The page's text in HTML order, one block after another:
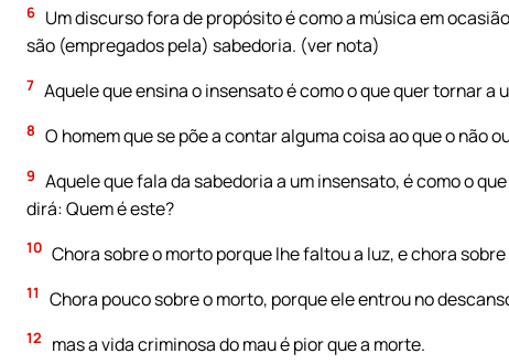
6 Um discurso fora de propósito é como a música em
são (empregados pela) sabedoria. (ver nota)
7 Aquele que ensina o insensato é como o que quer tornar a
8 O homem que se põe a contar alguma coisa ao que o não
9 Aquele que fala da sabedoria a um insensato, é como o
dirá: Quem é este?
10 Chora sobre o morto porque lhe faltou a luz, e chora
11 Chora pouco sobre o morto, porque ele entrou no
12 mas a vida criminosa do mau é pior que a morte.